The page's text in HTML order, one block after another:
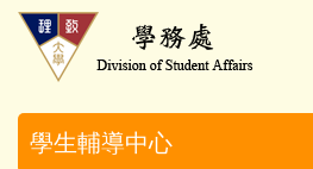
跳
學生輔導中心